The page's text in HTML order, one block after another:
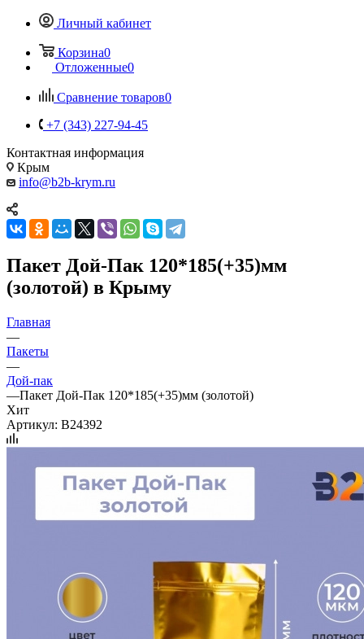
Личный кабинет
Корзина0
Отложенные0
Сравнение товаров0
+7 (343) 227-94-45
Контактная информация
Крым
info@b2b-krym.ru
Пакет Дой-Пак 120*185(+35)мм
(золотой) в Крыму
Главная
—
Пакеты
—
Дой-пак
—Пакет Дой-Пак 120*185(+35)мм (золотой)
Хит
Артикул: B24392